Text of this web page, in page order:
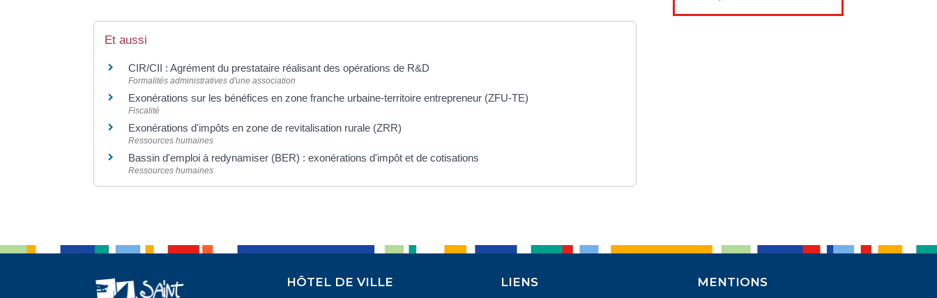
Et aussi
CIR/CII : Agrément du prestataire réalisant des opérations de R&D
Formalités administratives d'une association
Exonérations sur les bénéfices en zone franche urbaine-territoire entrepreneur (ZFU-TE)
Fiscalité
Exonérations d'impôts en zone de revitalisation rurale (ZRR)
Ressources humaines
Bassin d'emploi à redynamiser (BER) : exonérations d'impôt et de cotisations
Ressources humaines
HÔTEL DE VILLE LIENS MENTIONS